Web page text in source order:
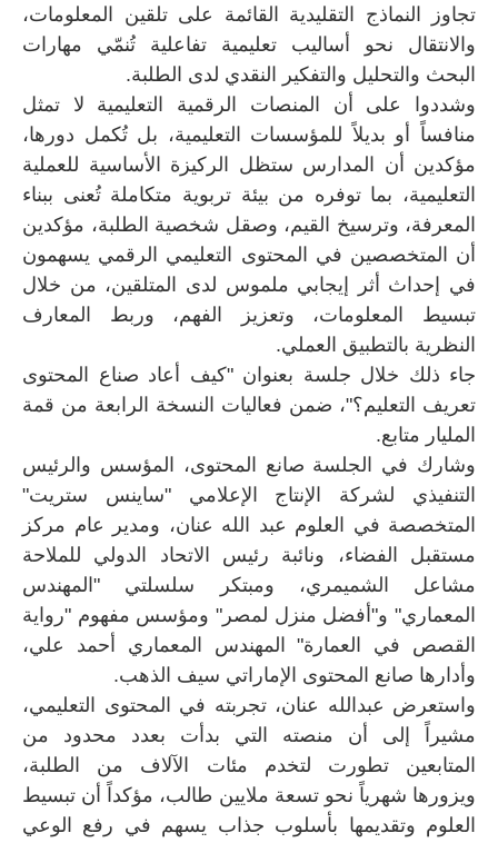
تجاوز النماذج التقليدية القائمة على تلقين المعلومات،
والانتقال نحو أساليب تعليمية تفاعلية تُنمّي مهارات
البحث والتحليل والتفكير النقدي لدى الطلبة.
وشددوا على أن المنصات الرقمية التعليمية لا تمثل
منافساً أو بديلاً للمؤسسات التعليمية، بل تُكمل دورها،
مؤكدين أن المدارس ستظل الركيزة الأساسية للعملية
التعليمية، بما توفره من بيئة تربوية متكاملة تُعنى ببناء
المعرفة، وترسيخ القيم، وصقل شخصية الطلبة، مؤكدين
أن المتخصصين في المحتوى التعليمي الرقمي يسهمون
في إحداث أثر إيجابي ملموس لدى المتلقين، من خلال
تبسيط المعلومات، وتعزيز الفهم، وربط المعارف
النظرية بالتطبيق العملي.
جاء ذلك خلال جلسة بعنوان "كيف أعاد صناع المحتوى
تعريف التعليم؟"، ضمن فعاليات النسخة الرابعة من قمة
المليار متابع.
وشارك في الجلسة صانع المحتوى، المؤسس والرئيس
التنفيذي لشركة الإنتاج الإعلامي "ساينس ستريت"
المتخصصة في العلوم عبد الله عنان، ومدير عام مركز
مستقبل الفضاء، ونائبة رئيس الاتحاد الدولي للملاحة
مشاعل الشميمري، ومبتكر سلسلتي "المهندس
المعماري" و"أفضل منزل لمصر" ومؤسس مفهوم "رواية
القصص في العمارة" المهندس المعماري أحمد علي،
وأدارها صانع المحتوى الإماراتي سيف الذهب.
واستعرض عبدالله عنان، تجربته في المحتوى التعليمي،
مشيراً إلى أن منصته التي بدأت بعدد محدود من
المتابعين تطورت لتخدم مئات الآلاف من الطلبة،
ويزورها شهرياً نحو تسعة ملايين طالب، مؤكداً أن تبسيط
العلوم وتقديمها بأسلوب جذاب يسهم في رفع الوعي